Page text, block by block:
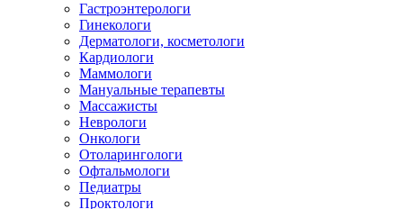
Гастроэнтерологи
Гинекологи
Дерматологи, косметологи
Кардиологи
Маммологи
Мануальные терапевты
Массажисты
Неврологи
Онкологи
Отоларингологи
Офтальмологи
Педиатры
Проктологи